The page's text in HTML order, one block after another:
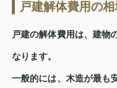
戸建解体費用の
戸建の解体費用は、建物
なります。
一般的には、木造が最も